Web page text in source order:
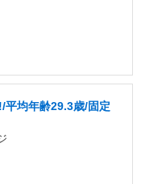
平均年齢29.3歳/固定